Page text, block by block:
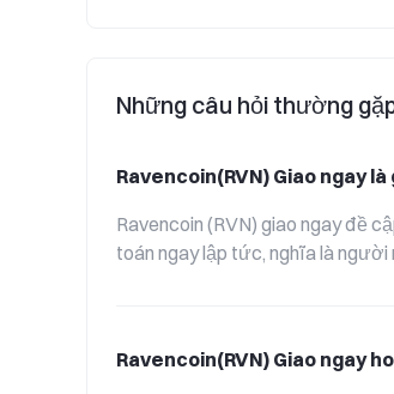
Những câu hỏi thường
Ravencoin(RVN) Giao ngay là
Ravencoin (RVN) giao ngay đề
toán ngay lập tức, nghĩa là
Ravencoin(RVN) Giao ngay